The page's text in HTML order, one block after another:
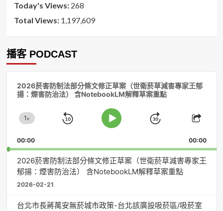
Today's Views: 268
Total Views: 1,197,609
播客 PODCAST
2026菸害防制法部分條文修正草案（世衛菸草減害專家王郁
揚：煙害防治法） 含NotebookLM解釋草案重點
Change
Rate
1x
Skip
Play
Jump
Forward
Share
00:00 00:00
2026菸害防制法部分條文修正草案（世衛菸草減害專家王
郁揚：煙害防治法） 含NotebookLM解釋草案重點
2026-02-21
台北市長蔣萬安無菸城市政策-台北該廣設吸菸區/吸菸室